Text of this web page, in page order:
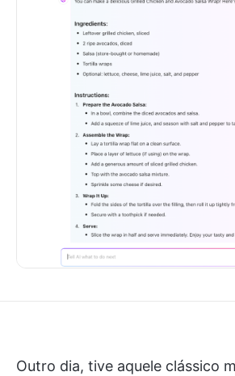
Outro dia, tive aquele clássico